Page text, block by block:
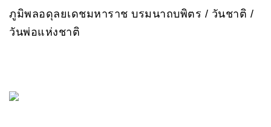
ภูมิพลอดุลยเดชมหาราช บรมนาถบพิตร / วันชาติ /
วันพ่อแห่งชาติ